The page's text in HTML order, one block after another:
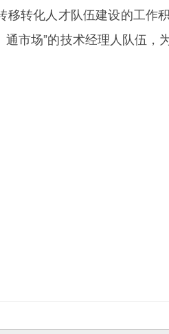
转化人才队伍建设的工作
市场”的技术经理人队伍，